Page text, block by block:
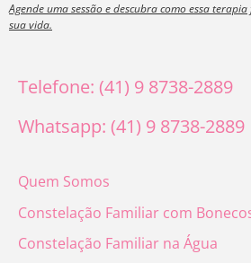
Agende uma sessão e descubra como essa
sua vida.
Telefone: (41) 9 8738-2889
Whatsapp: (41) 9 8738-2889
Quem Somos
Constelação Familiar com
Constelação Familiar na Água